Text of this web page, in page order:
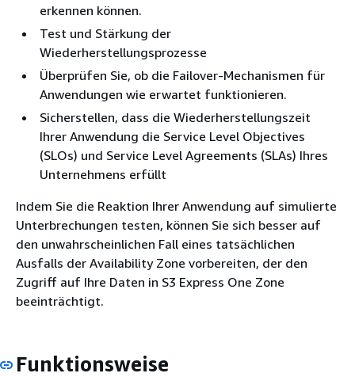
erkennen können.
Test und Stärkung der
Wiederherstellungsprozesse
Überprüfen Sie, ob die Failover-Mechanismen für
Anwendungen wie erwartet funktionieren.
Sicherstellen, dass die Wiederherstellungszeit
Ihrer Anwendung die Service Level Objectives
(SLOs) und Service Level Agreements (SLAs) Ihres
Unternehmens erfüllt
Indem Sie die Reaktion Ihrer Anwendung auf simulierte
Unterbrechungen testen, können Sie sich besser auf
den unwahrscheinlichen Fall eines tatsächlichen
Ausfalls der Availability Zone vorbereiten, der den
Zugriff auf Ihre Daten in S3 Express One Zone
beeinträchtigt.
Funktionsweise